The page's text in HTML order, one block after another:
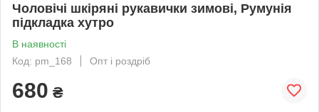
Чоловічі шкіряні рукавички зимові, Румунія
підкладка хутро
В наявності
Код: pm_168
Опт і роздріб
680 ₴